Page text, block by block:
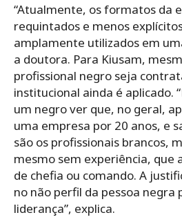
“Atualmente, os formatos da
requintados e menos
amplamente utilizados em
a doutora. Para Kiusam,
profissional negro seja
institucional ainda é aplicado.
um negro ver que, no geral,
uma empresa por 20 anos, e
são os profissionais brancos,
mesmo sem experiência, que
de chefia ou comando. A
no não perfil da pessoa negra
liderança”, explica.